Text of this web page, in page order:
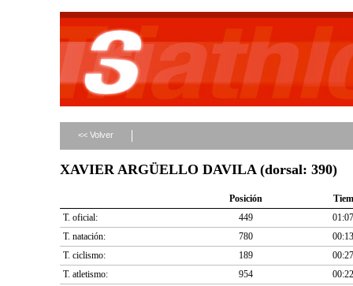
<< Volver
XAVIER ARGÜELLO DAVILA (dorsal: 390)
Posición
T. oficial:
449
T. natación:
780
T. ciclismo:
189
T. atletismo:
954